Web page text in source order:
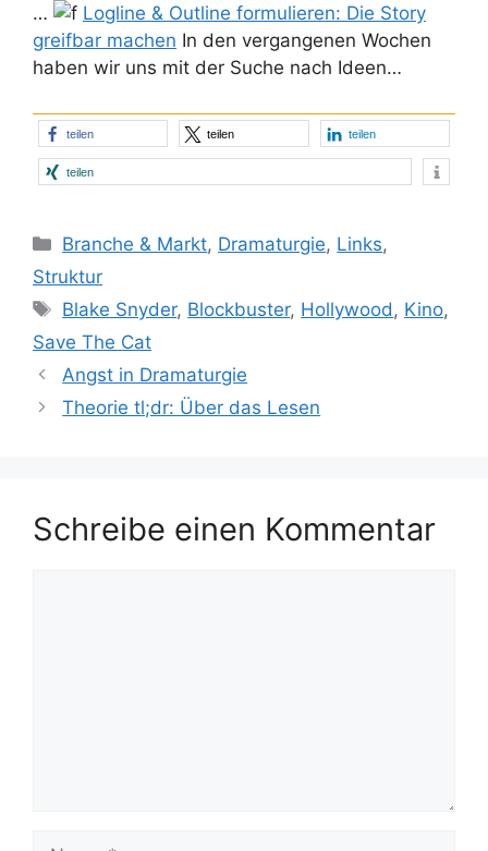
…
Logline & Outline formulieren: Die Story
greifbar machen In den vergangenen Wochen
haben wir uns mit der Suche nach Ideen…
teilen teilen teilen
teilen
Kategorien
Branche & Markt, Dramaturgie, Links,
Struktur
Schlagwörter
Blake Snyder, Blockbuster, Hollywood, Kino,
Save The Cat
Angst in Dramaturgie
Theorie tl;dr: Über das Lesen
Schreibe einen Kommentar
Name